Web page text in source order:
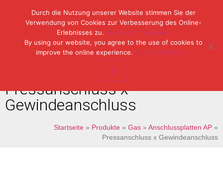
Tel: (49) 07153 / 970 11-0
Fax: (49) 07153 / 382 33
Pressanschluss x
Gewindeanschluss
Startseite » Produkte » Gas » Anschlussplatten AP »
Pressanschluss x Gewindeanschluss
Durch die Nutzung unserer Website stimmen Sie der
Verwendung von Cookies zur Verbesserung des Online-
Erlebnisses zu. Mehr Informationen.
By using our website, you agree to the use of cookies to
improve the online experience. More Information.
OK